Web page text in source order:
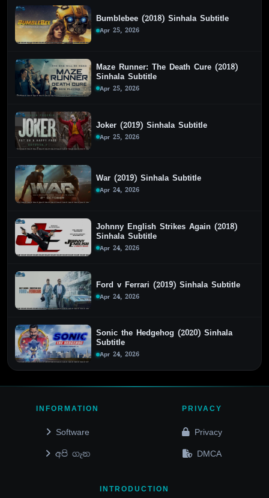
Bumblebee (2018) Sinhala Subtitle
Apr 25, 2026
Maze Runner: The Death Cure (2018)
Sinhala Subtitle
Apr 25, 2026
Joker (2019) Sinhala Subtitle
Apr 25, 2026
War (2019) Sinhala Subtitle
Apr 24, 2026
Johnny English Strikes Again (2018)
Sinhala Subtitle
Apr 24, 2026
Ford v Ferrari (2019) Sinhala Subtitle
Apr 24, 2026
Sonic the Hedgehog (2020) Sinhala
Subtitle
Apr 24, 2026
INFORMATION
Software
අපි ගැන
PRIVACY
Privacy
DMCA
INTRODUCTION